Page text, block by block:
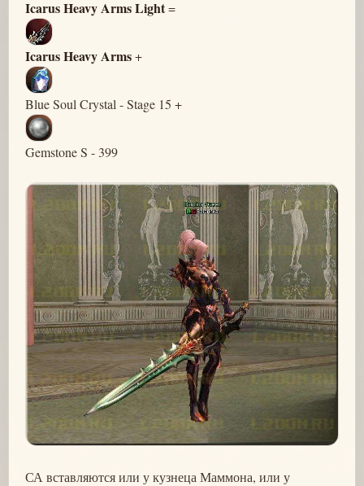
Icarus Heavy Arms Light=
Icarus Heavy Arms+
Blue Soul Crystal - Stage 15 +
Gemstone S - 399
СА вставляются или у кузнеца Маммона, или у